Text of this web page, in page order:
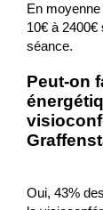
En
10€ à 2400€
séance.
Peut-on
Oui, 43%